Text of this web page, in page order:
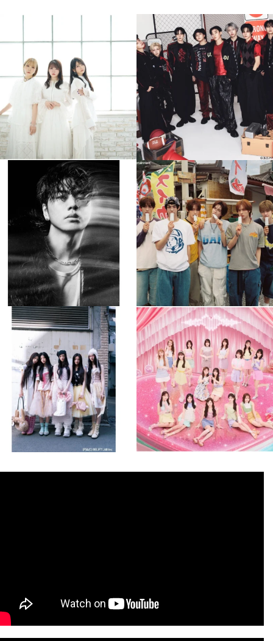
...
8月 4
4 0
musicjapantv
💡08/05(水)23:00特番放送！
...
8月 4
4 0
musicjapantv
💡8月特番放送決定！
...
8月 4
397 0
musicjapantv
💡8月特番放送決定！
...
8月 4
6 0
musicjapantv
💡8月特番放送決定！
8月 4
2 0
musicjapantv
💡8月特番放送決定！
...
8月 4
2 0